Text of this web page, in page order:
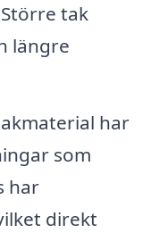
tak
längre
har
som
har
direkt